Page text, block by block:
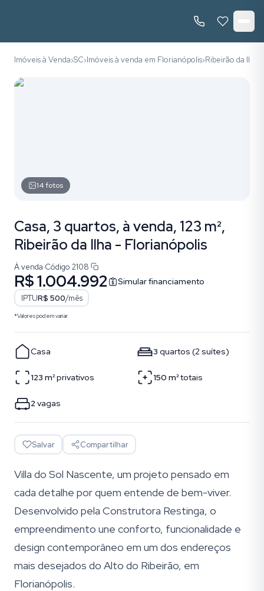
Imóveis à Venda›SC›Imóveis à venda em Florianópolis›Ribeirão da Ilha
14fotos
Casa, 3 quartos, à venda, 123 m²,
Ribeirão da Ilha - Florianópolis
À venda·Código 2108
R$ 1.004.992 Simular financiamento
IPTUR$ 500/mês
*Valores podem variar.
Casa 3 quartos (2suítes)
123 m²privativos 150 m²totais
2 vagas
Salvar Compartilhar
Villa do Sol Nascente, um projeto pensado em
cada detalhe por quem entende de bem-viver.
Desenvolvido pela Construtora Restinga, o
empreendimento une conforto, funcionalidade e
design contemporâneo em um dos endereços
mais desejados do Alto do Ribeirão, em
Florianópolis.